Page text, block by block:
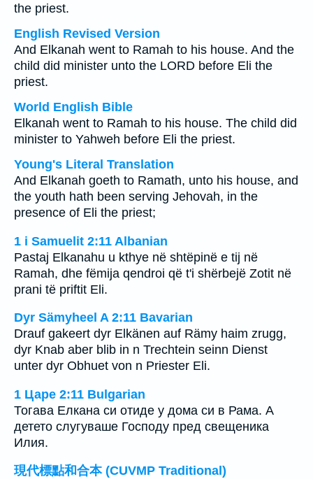
the priest.
English Revised Version
And Elkanah went to Ramah to his house. And the
child did minister unto the LORD before Eli the
priest.
World English Bible
Elkanah went to Ramah to his house. The child did
minister to Yahweh before Eli the priest.
Young's Literal Translation
And Elkanah goeth to Ramath, unto his house, and
the youth hath been serving Jehovah, in the
presence of Eli the priest;
1 i Samuelit 2:11 Albanian
Pastaj Elkanahu u kthye në shtëpinë e tij në
Ramah, dhe fëmija qendroi që t'i shërbejë Zotit në
prani të priftit Eli.
Dyr Sämyheel A 2:11 Bavarian
Drauf gakeert dyr Elkänen auf Rämy haim zrugg,
dyr Knab aber blib in n Trechtein seinn Dienst
unter dyr Obhuet von n Priester Eli.
1 Царе 2:11 Bulgarian
Тогава Елкана си отиде у дома си в Рама. А
детето слугуваше Господу пред свещеника
Илия.
現代標點和合本 (CUVMP Traditional)